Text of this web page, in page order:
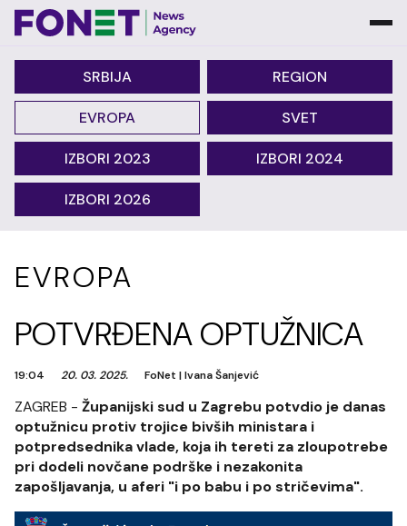
SRBIJA REGION
EVROPA SVET
IZBORI 2023 IZBORI 2024
IZBORI 2026
EVROPA
POTVRĐENA OPTUŽNICA
19:04 20. 03. 2025. FoNet |Ivana Šanjević
ZAGREB - Županijski sud u Zagrebu potvdio je danas
optužnicu protiv trojice bivših ministara i
potpredsednika vlade, koja ih tereti za zloupotrebe
pri dodeli novčane podrške i nezakonita
zapošljavanja, u aferi "i po babu i po stričevima".